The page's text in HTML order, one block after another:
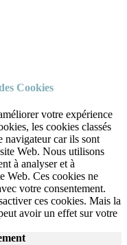
Cookies
votre expérience
les cookies classés
navigateur car ils sont
Web. Nous utilisons
à analyser et à
Web. Ces cookies ne
votre consentement.
ces cookies. Mais la
avoir un effet sur votre